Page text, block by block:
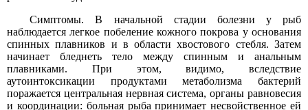
Симптомы. В начальной стадии болезни у рыб
наблюдается легкое побеление кожного покрова у основания
спинных плавников и в области хвостового стебля. Затем
начинает бледнеть тело между спинным и анальным
плавниками. При этом, видимо, вследствие
аутоинтоксикации продуктами метаболизма бактерий
поражается центральная нервная система, органы равновесия
и координации: больная рыба принимает несвойственное ей